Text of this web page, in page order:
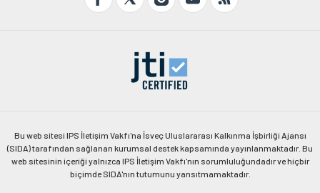
Bu web sitesi IPS İletişim Vakfı'na İsveç Uluslararası Kalkınma İşbirliği Ajansı
(SIDA) tarafından sağlanan kurumsal destek kapsamında yayınlanmaktadır. Bu
web sitesinin içeriği yalnızca IPS İletişim Vakfı'nın sorumluluğundadır ve hiçbir
biçimde SIDA'nın tutumunu yansıtmamaktadır.